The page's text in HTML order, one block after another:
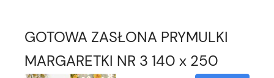
GOTOWA ZASŁONA PRYMULKI
MARGARETKI NR 3 140 x 250